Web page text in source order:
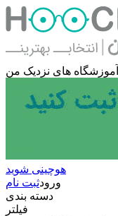
آموزشگاه های نزدیک من
هوچینی شوید
ورودثبت نام
دسته بندی
فیلتر